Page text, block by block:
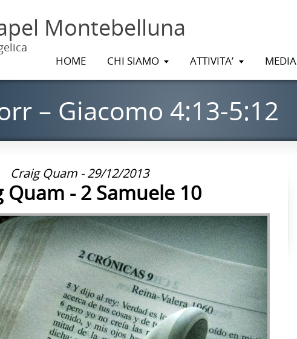
Montebelluna
HOME CHI SIAMO ATTIVITA’ MEDIA
– Giacomo 4:13-5:12
Craig Quam - 29/12/2013
Quam - 2 Samuele 10